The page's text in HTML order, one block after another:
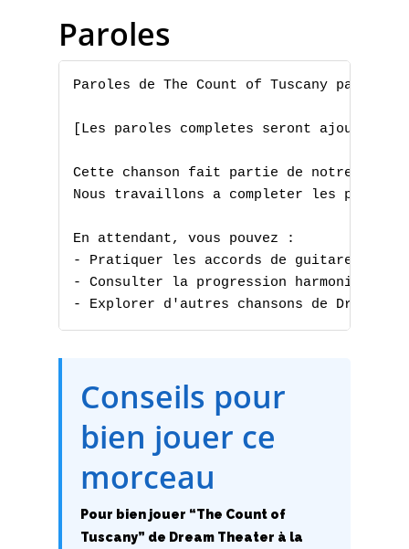
Paroles
Paroles de The Count of Tuscany par
[Les paroles completes seront ajoutees
Cette chanson fait partie de notre
Nous travaillons a completer les
En attendant, vous pouvez :
- Pratiquer les accords de guitare
- Consulter la progression harmonique
- Explorer d'autres chansons de Dream
Conseils pour
bien jouer ce
morceau
Pour bien jouer “The Count of
Tuscany” de Dream Theater à la
A
C